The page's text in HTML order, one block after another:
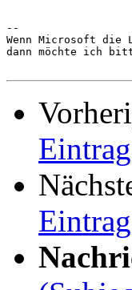
--
Wenn Microsoft die
dann möchte ich